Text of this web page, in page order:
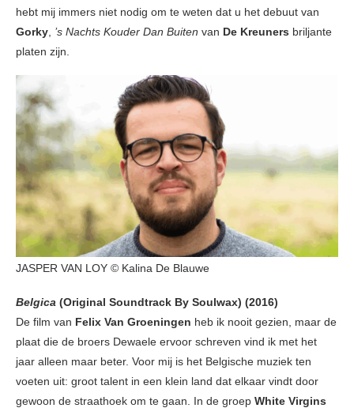
hebt mij immers niet nodig om te weten dat u het debuut van
Gorky, ’s Nachts Kouder Dan Buiten van De Kreuners briljante
platen zijn.
JASPER VAN LOY © Kalina De Blauwe
Belgica (Original Soundtrack By Soulwax) (2016)
De film van Felix Van Groeningen heb ik nooit gezien, maar de
plaat die de broers Dewaele ervoor schreven vind ik met het
jaar alleen maar beter. Voor mij is het Belgische muziek ten
voeten uit: groot talent in een klein land dat elkaar vindt door
gewoon de straathoek om te gaan. In de groep White Virgins